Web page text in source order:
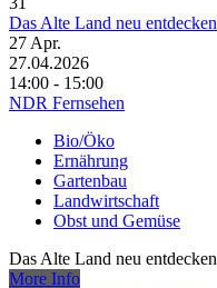
Das Alte Land neu entdecken
27 Apr.
27.04.2026
14:00 - 15:00
NDR Fernsehen
Bio/Öko
Ernährung
Gartenbau
Landwirtschaft
Obst und Gemüse
Das Alte Land neu entdecken
More Info